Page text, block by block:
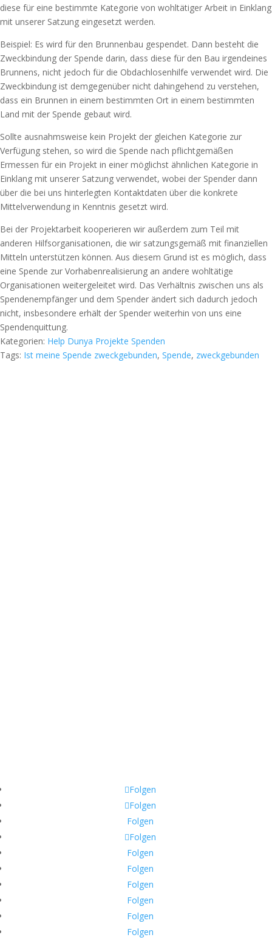
diese für eine bestimmte Kategorie von wohltätiger Arbeit in Einklang
mit unserer Satzung eingesetzt werden.
Beispiel: Es wird für den Brunnenbau gespendet. Dann besteht die
Zweckbindung der Spende darin, dass diese für den Bau irgendeines
Brunnens, nicht jedoch für die Obdachlosenhilfe verwendet wird. Die
Zweckbindung ist demgegenüber nicht dahingehend zu verstehen,
dass ein Brunnen in einem bestimmten Ort in einem bestimmten
Land mit der Spende gebaut wird.
Sollte ausnahmsweise kein Projekt der gleichen Kategorie zur
Verfügung stehen, so wird die Spende nach pflichtgemäßen
Ermessen für ein Projekt in einer möglichst ähnlichen Kategorie in
Einklang mit unserer Satzung verwendet, wobei der Spender dann
über die bei uns hinterlegten Kontaktdaten über die konkrete
Mittelverwendung in Kenntnis gesetzt wird.
Bei der Projektarbeit kooperieren wir außerdem zum Teil mit
anderen Hilfsorganisationen, die wir satzungsgemäß mit finanziellen
Mitteln unterstützen können. Aus diesem Grund ist es möglich, dass
eine Spende zur Vorhabenrealisierung an andere wohltätige
Organisationen weitergeleitet wird. Das Verhältnis zwischen uns als
Spendenempfänger und dem Spender ändert sich dadurch jedoch
nicht, insbesondere erhält der Spender weiterhin von uns eine
Spendenquittung.
Kategorien: Help Dunya Projekte Spenden
Tags: Ist meine Spende zweckgebunden, Spende, zweckgebunden
Folgen
Folgen
Folgen
Folgen
Folgen
Folgen
Folgen
Folgen
Folgen
Folgen